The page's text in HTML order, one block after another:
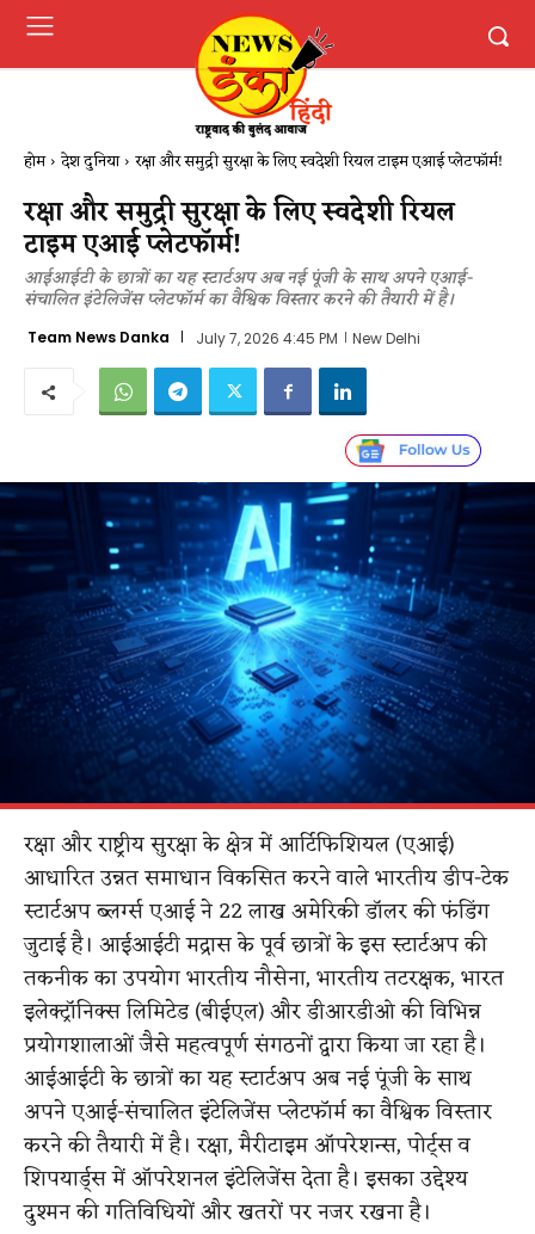
होम देश दुनिया रक्षा और समुद्री सुरक्षा के लिए स्वदेशी रियल टाइम एआई प्लेटफॉर्म!
रक्षा और समुद्री सुरक्षा के लिए स्वदेशी रियल
टाइम एआई प्लेटफॉर्म!
आईआईटी के छात्रों का यह स्टार्टअप अब नई पूंजी के साथ अपने एआई-
संचालित इंटेलिजेंस प्लेटफॉर्म का वैश्विक विस्तार करने की तैयारी में है।
Team News Danka July 7, 2026 4:45 PM New Delhi
रक्षा और राष्ट्रीय सुरक्षा के क्षेत्र में आर्टिफिशियल (एआई)
आधारित उन्नत समाधान विकसित करने वाले भारतीय डीप-टेक
स्टार्टअप ब्लर्ग्स एआई ने 22 लाख अमेरिकी डॉलर की फंडिंग
जुटाई है। आईआईटी मद्रास के पूर्व छात्रों के इस स्टार्टअप की
तकनीक का उपयोग भारतीय नौसेना, भारतीय तटरक्षक, भारत
इलेक्ट्रॉनिक्स लिमिटेड (बीईएल) और डीआरडीओ की विभिन्न
प्रयोगशालाओं जैसे महत्वपूर्ण संगठनों द्वारा किया जा रहा है।
आईआईटी के छात्रों का यह स्टार्टअप अब नई पूंजी के साथ
अपने एआई-संचालित इंटेलिजेंस प्लेटफॉर्म का वैश्विक विस्तार
करने की तैयारी में है। रक्षा, मैरीटाइम ऑपरेशन्स, पोर्ट्स व
शिपयार्ड्स में ऑपरेशनल इंटेलिजेंस देता है। इसका उद्देश्य
दुश्मन की गतिविधियों और खतरों पर नजर रखना है।